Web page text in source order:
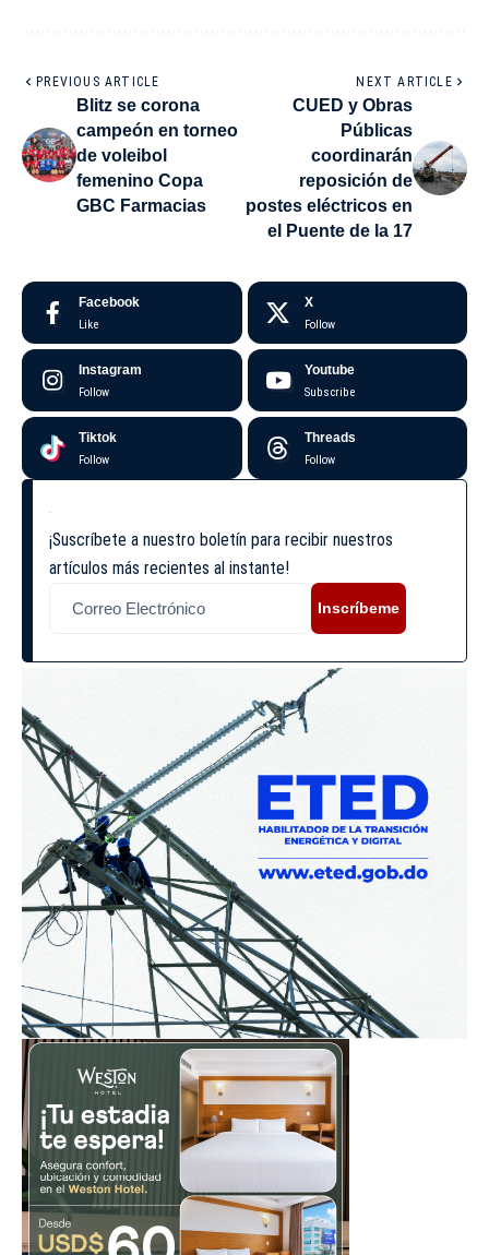
PREVIOUS ARTICLE
Blitz se corona
campeón en torneo
de voleibol
femenino Copa
GBC Farmacias
NEXT ARTICLE
CUED y Obras
Públicas
coordinarán
reposición de
postes eléctricos en
el Puente de la 17
Facebook
Like
X
Follow
Instagram
Follow
Youtube
Subscribe
Tiktok
Follow
Threads
Follow
¡Suscríbete a nuestro boletín para recibir nuestros
artículos más recientes al instante!
Inscríbeme